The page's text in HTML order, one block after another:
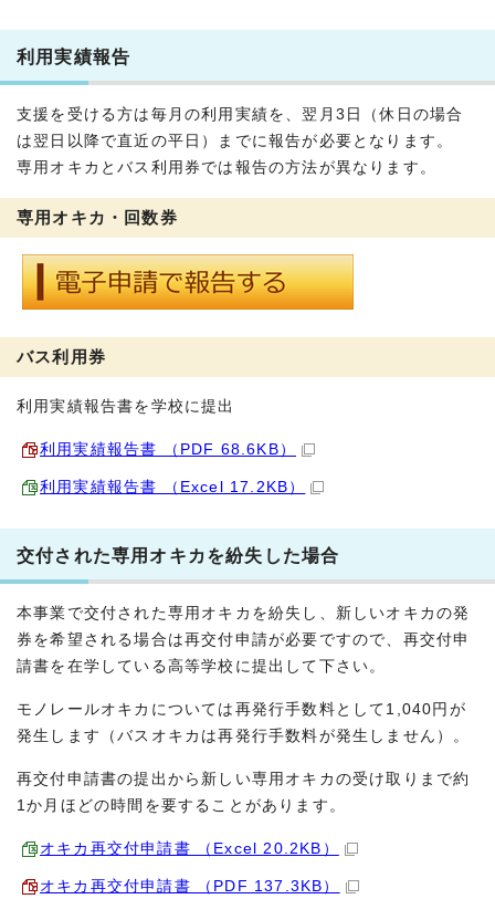
利用実績報告
支援を受ける方は毎月の利用実績を、翌月3日（休日の場合
は翌日以降で直近の平日）までに報告が必要となります。
専用オキカとバス利用券では報告の方法が異なります。
専用オキカ・回数券
バス利用券
利用実績報告書を学校に提出
利用実績報告書 （PDF 68.6KB）
利用実績報告書 （Excel 17.2KB）
交付された専用オキカを紛失した場合
本事業で交付された専用オキカを紛失し、新しいオキカの発
券を希望される場合は再交付申請が必要ですので、再交付申
請書を在学している高等学校に提出して下さい。
モノレールオキカについては再発行手数料として1,040円が
発生します（バスオキカは再発行手数料が発生しません）。
再交付申請書の提出から新しい専用オキカの受け取りまで約
1か月ほどの時間を要することがあります。
オキカ再交付申請書 （Excel 20.2KB）
オキカ再交付申請書 （PDF 137.3KB）